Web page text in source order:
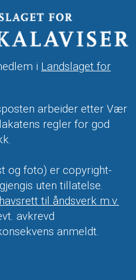
i Landslaget for
arbeider etter Vær
regler for god
og foto) er copyright-
uten tillatelse.
til åndsverk m.v.
avkrevd
anmeldt.